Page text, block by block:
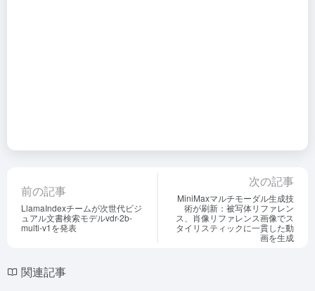
前の記事
LlamaIndexチームが次世代ビジ
ュアル文書検索モデルvdr-2b-
multi-v1を発表
次の記事
MiniMaxマルチモーダル生成技
術が刷新：被写体リファレン
ス、肖像リファレンス画像でス
タイリスティックに一貫した動
画を生成
関連記事